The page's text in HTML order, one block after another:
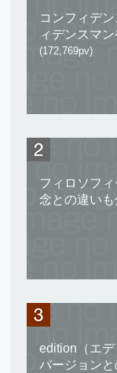
コンフィデ
ィデンスマ
(172,769pv)
フィロソフ
念との違い
edition（エ
バージョン